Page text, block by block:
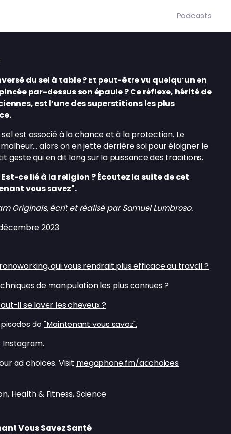
Podcasts
du sel à table ? Et peut-être vu quelqu’un en
par-dessus son épaule ? Ce réflexe, hérité de
est l’une des superstitions les plus
sel est associé à la chance et à la protection. Le
alors on en jette derrière soi pour éloigner le
geste qui en dit long sur la puissance des traditions.
ce lié à la religion ? Écoutez la suite de cet
vous savez".
Originals, écrit et réalisé par Samuel Lumbroso.
2023
qui vous rendrait plus efficace au travail ?⁠⁠
de manipulation les plus connues ?⁠⁠
il se laver les cheveux ?⁠⁠
de⁠⁠"Maintenant vous savez".⁠⁠
⁠⁠Instagram⁠⁠.
ad choices. Visit megaphone.fm/adchoices
Health & Fitness, Science
Vous Savez Santé